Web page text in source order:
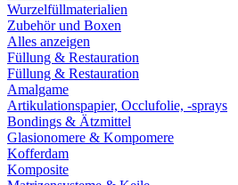
Wurzelfüllmaterialien
Zubehör und Boxen
Alles anzeigen
Füllung & Restauration
Füllung & Restauration
Amalgame
Artikulationspapier, Occlufolie, -sprays
Bondings & Ätzmittel
Glasionomere & Kompomere
Kofferdam
Komposite